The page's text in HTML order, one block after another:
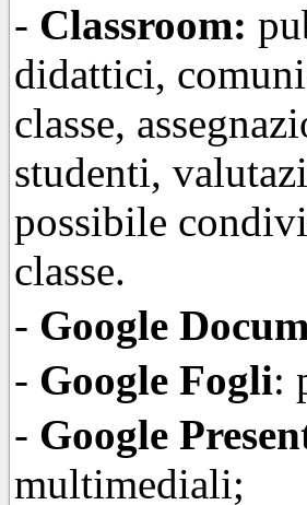
- Classroom:
didattici,
classe,
studenti,
possibile
classe.
- Google
- Google Fogli:
- Google
multimediali;